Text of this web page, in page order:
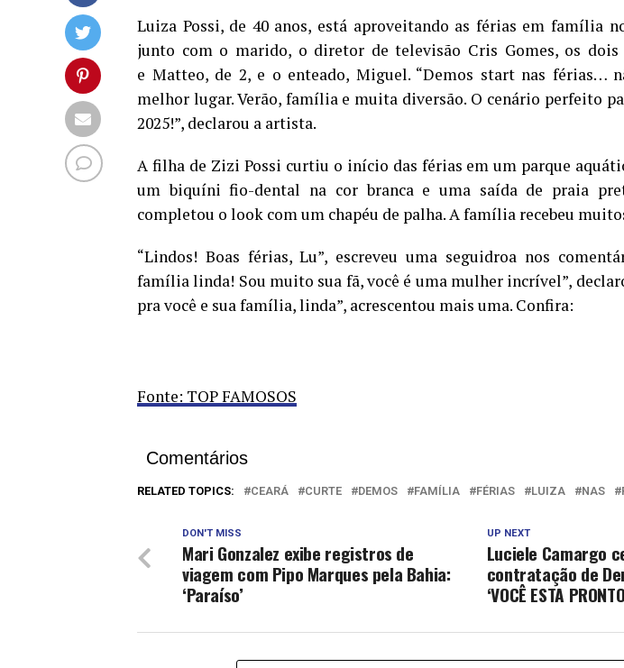
Luiza Possi, de 40 anos, está aproveitando as férias em família
junto com o marido, o diretor de televisão Cris Gomes, os dois
e Matteo, de 2, e o enteado, Miguel. “Demos start nas férias…
melhor lugar. Verão, família e muita diversão. O cenário perfeito
2025!”, declarou a artista.
A filha de Zizi Possi curtiu o início das férias em um parque
um biquíni fio-dental na cor branca e uma saída de praia
completou o look com um chapéu de palha. A família recebeu
“Lindos! Boas férias, Lu”, escreveu uma seguidroa nos
família linda! Sou muito sua fã, você é uma mulher incrível”,
pra você e sua família, linda”, acrescentou mais uma. Confira:
Fonte: TOP FAMOSOS
Comentários
RELATED TOPICS: CEARÁ CURTE DEMOS FAMÍLIA FÉRIAS LUIZA NAS
UP NEXT
Luciele Camargo
contratação de
‘VOCÊ ESTA
DON'T MISS
Mari Gonzalez exibe registros de
viagem com Pipo Marques pela Bahia:
‘Paraíso’